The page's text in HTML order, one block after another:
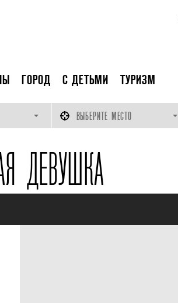
ГОРОД С ДЕТЬМИ ТУРИЗМ
ВЫБЕРИТЕ МЕСТО
ДЕВУШКА